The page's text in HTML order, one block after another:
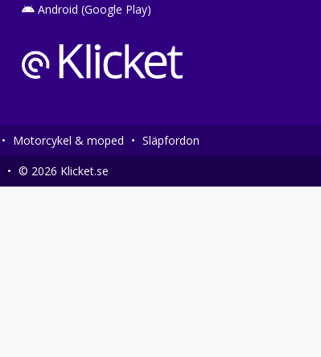
Android (Google Play)
• Motorcykel & moped • Släpfordon
• © 2026 Klicket.se